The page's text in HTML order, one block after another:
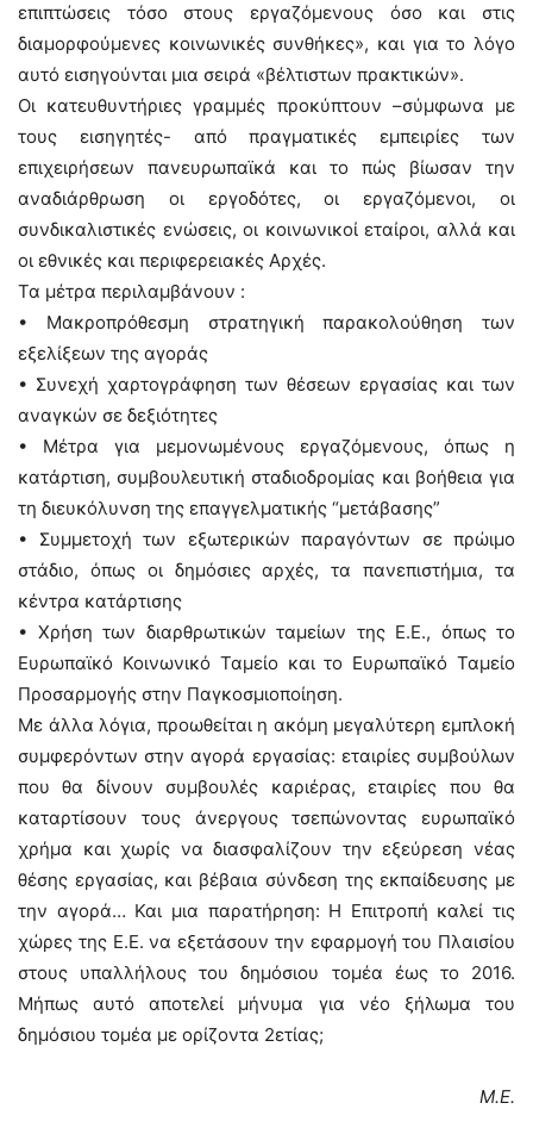
επιπτώσεις τόσο στους εργαζόμενους όσο και στις
διαμορφούμενες κοινωνικές συνθήκες», και για το λόγο
αυτό εισηγούνται μια σειρά «βέλτιστων πρακτικών».
Οι κατευθυντήριες γραμμές προκύπτουν –σύμφωνα με
τους εισηγητές- από πραγματικές εμπειρίες των
επιχειρήσεων πανευρωπαϊκά και το πώς βίωσαν την
αναδιάρθρωση οι εργοδότες, οι εργαζόμενοι, οι
συνδικαλιστικές ενώσεις, οι κοινωνικοί εταίροι, αλλά και
οι εθνικές και περιφερειακές Αρχές.
Τα μέτρα περιλαμβάνουν :
• Μακροπρόθεσμη στρατηγική παρακολούθηση των
εξελίξεων της αγοράς
• Συνεχή χαρτογράφηση των θέσεων εργασίας και των
αναγκών σε δεξιότητες
• Μέτρα για μεμονωμένους εργαζόμενους, όπως η
κατάρτιση, συμβουλευτική σταδιοδρομίας και βοήθεια για
τη διευκόλυνση της επαγγελματικής “μετάβασης”
• Συμμετοχή των εξωτερικών παραγόντων σε πρώιμο
στάδιο, όπως οι δημόσιες αρχές, τα πανεπιστήμια, τα
κέντρα κατάρτισης
• Χρήση των διαρθρωτικών ταμείων της Ε.Ε., όπως το
Ευρωπαϊκό Κοινωνικό Ταμείο και το Ευρωπαϊκό Ταμείο
Προσαρμογής στην Παγκοσμιοποίηση.
Με άλλα λόγια, προωθείται η ακόμη μεγαλύτερη εμπλοκή
συμφερόντων στην αγορά εργασίας: εταιρίες συμβούλων
που θα δίνουν συμβουλές καριέρας, εταιρίες που θα
καταρτίσουν τους άνεργους τσεπώνοντας ευρωπαϊκό
χρήμα και χωρίς να διασφαλίζουν την εξεύρεση νέας
θέσης εργασίας, και βέβαια σύνδεση της εκπαίδευσης με
την αγορά… Και μια παρατήρηση: Η Επιτροπή καλεί τις
χώρες της Ε.Ε. να εξετάσουν την εφαρμογή του Πλαισίου
στους υπαλλήλους του δημόσιου τομέα έως το 2016.
Μήπως αυτό αποτελεί μήνυμα για νέο ξήλωμα του
δημόσιου τομέα με ορίζοντα 2ετίας;
Μ.Ε.